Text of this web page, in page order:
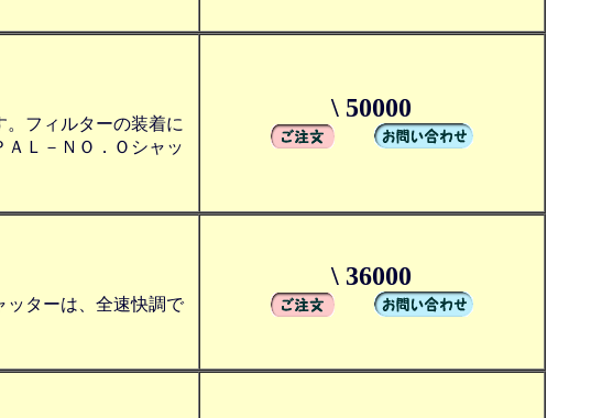
フィルターの装着に
Ｌ－ＮＯ．Ｏシャッ
\ 50000
ターは、全速快調で
\ 36000